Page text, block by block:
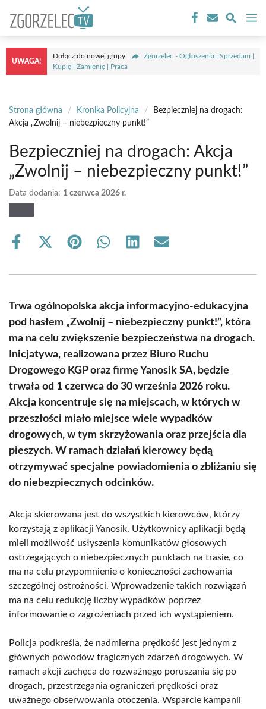
treści
UWAGA!
Dołącz do nowej grupy
Zgorzelec - Ogłoszenia | Sprzedam |
Kupię | Zamienię | Praca
Strona główna / Kronika Policyjna /
Bezpieczniej na drogach:
Akcja „Zwolnij – niebezpieczny punkt!”
Bezpieczniej na drogach: Akcja
„Zwolnij – niebezpieczny punkt!”
Data dodania: 1 czerwca 2026 r.
Share
Share
(Twitter)
Share Share Share Share
Trwa ogólnopolska akcja informacyjno-edukacyjna
pod hasłem „Zwolnij – niebezpieczny punkt!”, która
ma na celu zwiększenie bezpieczeństwa na drogach.
Inicjatywa, realizowana przez Biuro Ruchu
Drogowego KGP oraz firmę Yanosik SA, będzie
trwała od 1 czerwca do 30 września 2026 roku.
Akcja koncentruje się na miejscach, w których w
przeszłości miało miejsce wiele wypadków
drogowych, w tym skrzyżowania oraz przejścia dla
pieszych. W ramach działań kierowcy będą
otrzymywać specjalne powiadomienia o zbliżaniu się
do niebezpiecznych odcinków.
Akcja skierowana jest do wszystkich kierowców, którzy
korzystają z aplikacji Yanosik. Użytkownicy aplikacji będą
mieli możliwość usłyszenia komunikatów głosowych
ostrzegających o niebezpiecznych punktach na trasie, co
ma na celu przypomnienie o konieczności zachowania
szczególnej ostrożności. Wprowadzenie takich rozwiązań
ma na celu redukcję liczby wypadków poprzez
informowanie o zagrożeniach przed ich wystąpieniem.
Policja podkreśla, że nadmierna prędkość jest jednym z
głównych powodów tragicznych zdarzeń drogowych. W
ramach akcji zachęca do rozważnego poruszania się po
drogach, przestrzegania ograniczeń prędkości oraz
uważnego obserwowania otoczenia. Wsparcie kampanii